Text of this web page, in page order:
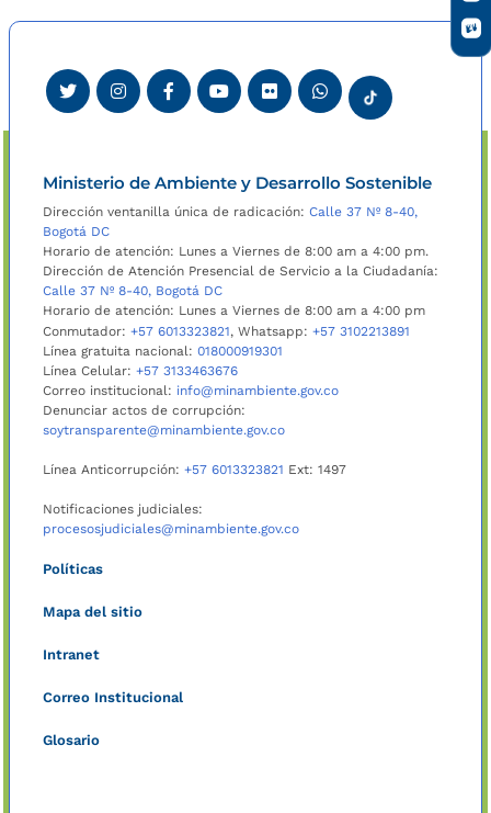
Ministerio de Ambiente y Desarrollo Sostenible
Dirección ventanilla única de radicación: Calle 37 Nº 8-40,
Bogotá DC
Horario de atención: Lunes a Viernes de 8:00 am a 4:00 pm.
Dirección de Atención Presencial de Servicio a la Ciudadanía:
Calle 37 Nº 8-40, Bogotá DC
Horario de atención: Lunes a Viernes de 8:00 am a 4:00 pm
Conmutador: +57 6013323821, Whatsapp: +57 3102213891
Línea gratuita nacional: 018000919301
Línea Celular: +57 3133463676
Correo institucional: info@minambiente.gov.co
Denunciar actos de corrupción:
soytransparente@minambiente.gov.co
Línea Anticorrupción: +57 6013323821 Ext: 1497
Notificaciones judiciales:
procesosjudiciales@minambiente.gov.co
Políticas
Mapa del sitio
Intranet
Correo Institucional
Glosario